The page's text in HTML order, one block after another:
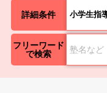
詳細条件 小学生指
フリーワード
で検索